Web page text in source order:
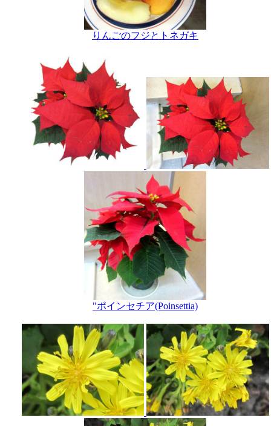
りんごのフジとトネガキ
"ポインセチア(Poinsettia)